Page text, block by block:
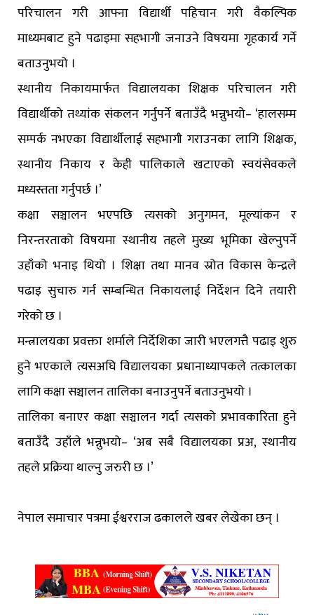
परिचालन गरी आफ्ना विद्यार्थी पहिचान गरी वैकल्पिक
माध्यमबाट हुने पढाइमा सहभागी जनाउने विषयमा गृहकार्य गर्ने
बताउनुभयो ।
स्थानीय निकायमार्फत विद्यालयका शिक्षक परिचालन गरी
विद्यार्थीको तथ्यांक संकलन गर्नुपर्ने बताउँदै भन्नुभयो– ‘हालसम्म
सम्पर्क नभएका विद्यार्थीलाई सहभागी गराउनका लागि शिक्षक,
स्थानीय निकाय र केही पालिकाले खटाएको स्वयंसेवकले
मध्यस्तता गर्नुपर्छ ।’
कक्षा सञ्चालन भएपछि त्यसको अनुगमन, मूल्यांकन र
निरन्तरताको विषयमा स्थानीय तहले मुख्य भूमिका खेल्नुपर्ने
उहाँको भनाइ थियो । शिक्षा तथा मानव स्रोत विकास केन्द्रले
पढाइ सुचारु गर्न सम्बन्धित निकायलाई निर्देशन दिने तयारी
गरेको छ ।
मन्त्रालयका प्रवक्ता शर्माले निर्देशिका जारी भएलगत्तै पढाइ शुरु
हुने भएकाले त्यसअघि विद्यालयका प्रधानाध्यापकले तत्कालका
लागि कक्षा सञ्चालन तालिका बनाउनुपर्ने बताउनुभयो ।
तालिका बनाएर कक्षा सञ्चालन गर्दा त्यसको प्रभावकारिता हुने
बताउँदै उहाँले भन्नुभयो– ‘अब सबै विद्यालयका प्रअ, स्थानीय
तहले प्रक्रिया थाल्नु जरुरी छ ।’
नेपाल समाचार पत्रमा ईश्वरराज ढकालले खबर लेखेका छन् ।